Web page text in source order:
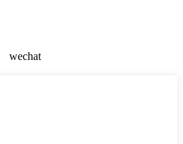
wechat